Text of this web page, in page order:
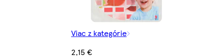
Viac z kategórie
2,15 €